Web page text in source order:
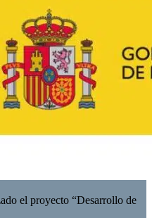
el proyecto “Desarrollo de